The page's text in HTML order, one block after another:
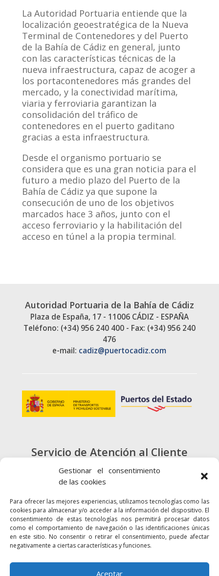
Gestionar el consentimiento
de las cookies
Para ofrecer las mejores experiencias, utilizamos tecnologías como las
cookies para almacenar y/o acceder a la información del dispositivo. El
consentimiento de estas tecnologías nos permitirá procesar datos
como el comportamiento de navegación o las identificaciones únicas
en este sitio. No consentir o retirar el consentimiento, puede afectar
negativamente a ciertas características y funciones.
Aceptar
La Autoridad Portuaria entiende que la
localización geoestratégica de la Nueva
Terminal de Contenedores y del Puerto
de la Bahía de Cádiz en general, junto
con las características técnicas de la
nueva infraestructura, capaz de acoger a
los portacontenedores más grandes del
mercado, y la conectividad marítima,
viaria y ferroviaria garantizan la
consolidación del tráfico de
contenedores en el puerto gaditano
gracias a esta infraestructura.
Desde el organismo portuario se
considera que es una gran noticia para el
futuro a medio plazo del Puerto de la
Bahía de Cádiz ya que supone la
consecución de uno de los objetivos
marcados hace 3 años, junto con el
acceso ferroviario y la habilitación del
acceso en túnel a la propia terminal.
Autoridad Portuaria de la Bahía de Cádiz
Plaza de España, 17 - 11006 CÁDIZ - ESPAÑA
Teléfono: (+34) 956 240 400 - Fax: (+34) 956 240
476
e-mail: cadiz@puertocadiz.com
Servicio de Atención al Cliente
900 720 415
CONTACTO
Enlaces Accesibilidad Mapa Web